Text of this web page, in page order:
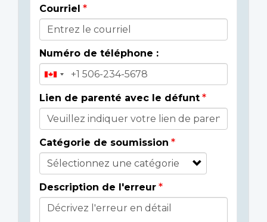
Courriel
Numéro de téléphone :
Lien de parenté avec le défunt
Catégorie de soumission
Description de l'erreur